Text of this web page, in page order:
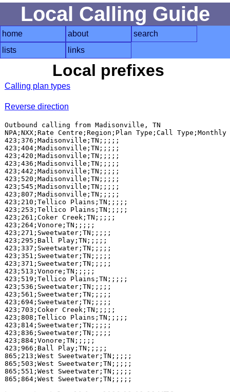
Local Calling Guide
home about
search
lists
links
Local prefixes
Calling plan types
Reverse direction
Outbound calling from Madisonville, TN
NPA;NXX;Rate Centre;Region;Plan Type;Call
423;376;Madisonville;TN;;;;;
423;404;Madisonville;TN;;;;;
423;420;Madisonville;TN;;;;;
423;436;Madisonville;TN;;;;;
423;442;Madisonville;TN;;;;;
423;520;Madisonville;TN;;;;;
423;545;Madisonville;TN;;;;;
423;807;Madisonville;TN;;;;;
423;210;Tellico Plains;TN;;;;;
423;253;Tellico Plains;TN;;;;;
423;261;Coker Creek;TN;;;;;
423;264;Vonore;TN;;;;;
423;271;Sweetwater;TN;;;;;
423;295;Ball Play;TN;;;;;
423;337;Sweetwater;TN;;;;;
423;351;Sweetwater;TN;;;;;
423;371;Sweetwater;TN;;;;;
423;513;Vonore;TN;;;;;
423;519;Tellico Plains;TN;;;;;
423;536;Sweetwater;TN;;;;;
423;561;Sweetwater;TN;;;;;
423;694;Sweetwater;TN;;;;;
423;703;Coker Creek;TN;;;;;
423;808;Tellico Plains;TN;;;;;
423;814;Sweetwater;TN;;;;;
423;836;Sweetwater;TN;;;;;
423;884;Vonore;TN;;;;;
423;966;Ball Play;TN;;;;;
865;213;West Sweetwater;TN;;;;;
865;503;West Sweetwater;TN;;;;;
865;551;West Sweetwater;TN;;;;;